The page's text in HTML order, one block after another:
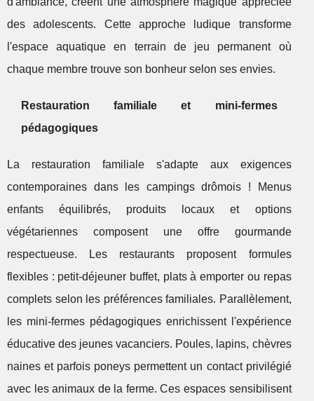
des adolescents. Cette approche ludique transforme
l'espace aquatique en terrain de jeu permanent où
chaque membre trouve son bonheur selon ses envies.
Restauration familiale et mini-fermes
pédagogiques
La restauration familiale s'adapte aux exigences
contemporaines dans les campings drômois ! Menus
enfants équilibrés, produits locaux et options
végétariennes composent une offre gourmande
respectueuse. Les restaurants proposent formules
flexibles : petit-déjeuner buffet, plats à emporter ou repas
complets selon les préférences familiales. Parallèlement,
les mini-fermes pédagogiques enrichissent l'expérience
éducative des jeunes vacanciers. Poules, lapins, chèvres
naines et parfois poneys permettent un contact privilégié
avec les animaux de la ferme. Ces espaces sensibilisent